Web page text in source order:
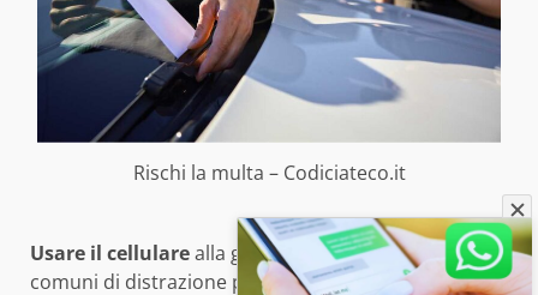
Rischi la multa – Codiciateco.it
Usare il cellularealla guida è una delle cause più
comuni di distrazione pericolose, se non fatali, e che